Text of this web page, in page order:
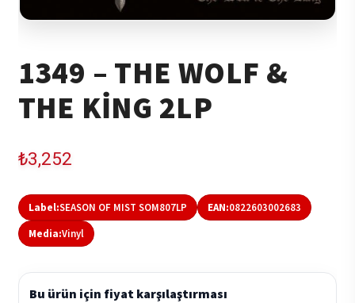
1349 – THE WOLF &
THE KING 2LP
₺3,252
Label:SEASON OF MIST SOM807LP EAN:0822603002683
Media:Vinyl
Bu ürün için fiyat karşılaştırması